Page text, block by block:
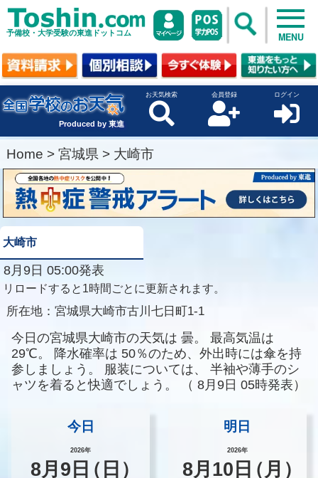
予備校・大学受験の東進ドットコム MENU
Produced by 東進
お天気検索 会員登録 ログイン
Home > 宮城県 > 大崎市
大崎市
8月9日 05:00発表
リロードすると1時間ごとに更新されます。
所在地： 宮城県大崎市古川七日町1-1
今日の宮城県大崎市の天気は 曇。
最高気温は
29℃。
降水確率は 50％のため、外出時には傘を持
参しましょう。
服装については、
半袖や薄手のシ
ャツを着ると快適でしょう。
（ 8月9日 05時発表）
今日
2026年
8月 9 日（日）
明日
2026年
8月 10 日（月）